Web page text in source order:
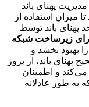
پهنای باند
میزان استفاده از
پهنای باند توسط
زیرساخت شبکه
بهبود بخشد و
باند، از بروز
می‌کند و اطمینان
به طور عادلانه